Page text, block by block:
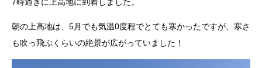
朝の上高地は、5月でも気温0度程でとても寒かったですが、寒さ
も吹っ飛ぶくらいの絶景が広がっていました！